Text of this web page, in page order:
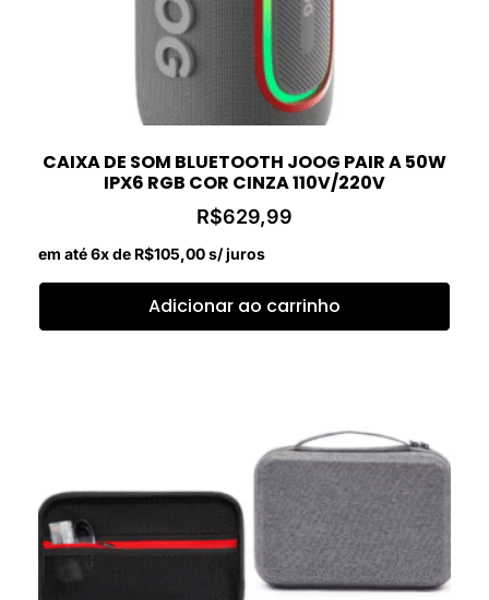
CAIXA DE SOM BLUETOOTH JOOG PAIR A 50W
IPX6 RGB COR CINZA 110V/220V
R$629,99
em até 6x de R$105,00s/ juros
Adicionar ao carrinho